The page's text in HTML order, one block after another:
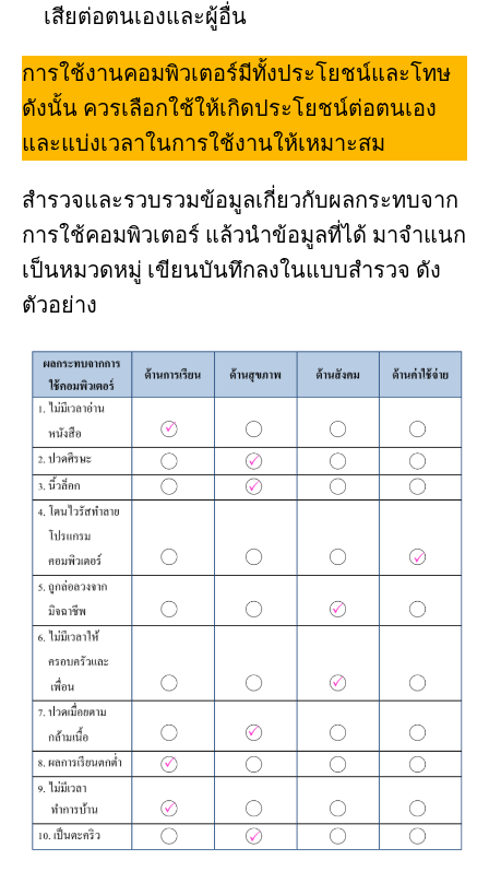
เสียต่อตนเองและผู้อื่น
การใช้งานคอมพิวเตอร์มีทั้งประโยชน์และโทษ
ดังนั้น ควรเลือกใช้ให้เกิดประโยชน์ต่อตนเอง
และแบ่งเวลาในการใช้งานให้เหมาะสม
สำรวจและรวบรวมข้อมูลเกี่ยวกับผลกระทบจาก
การใช้คอมพิวเตอร์ แล้วนำข้อมูลที่ได้ มาจำแนก
เป็นหมวดหมู่ เขียนบันทึกลงในแบบสำรวจ ดัง
ตัวอย่าง